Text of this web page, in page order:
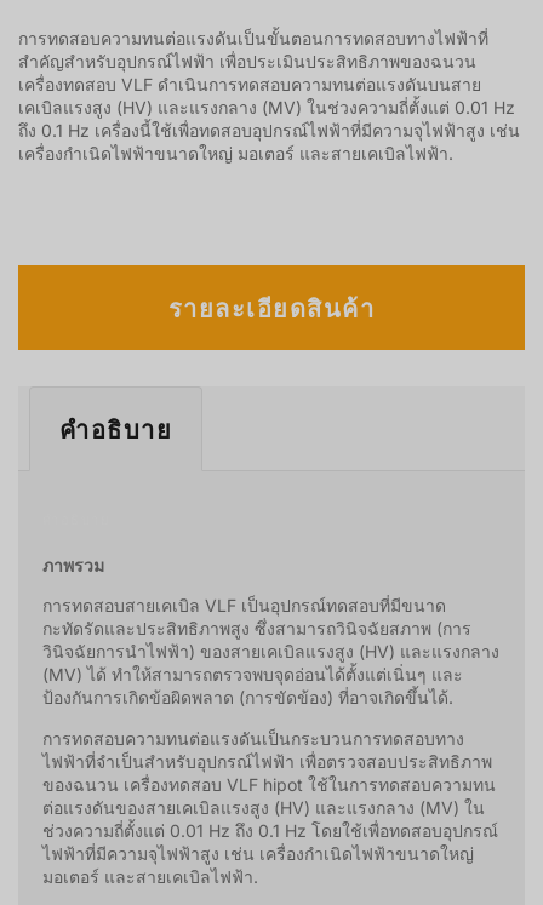
การทดสอบความทนต่อแรงดันเป็นขั้นตอนการทดสอบทางไฟฟ้าที่
สำคัญสำหรับอุปกรณ์ไฟฟ้า เพื่อประเมินประสิทธิภาพของฉนวน
เครื่องทดสอบ VLF ดำเนินการทดสอบความทนต่อแรงดันบนสาย
เคเบิลแรงสูง (HV) และแรงกลาง (MV) ในช่วงความถี่ตั้งแต่ 0.01 Hz
ถึง 0.1 Hz เครื่องนี้ใช้เพื่อทดสอบอุปกรณ์ไฟฟ้าที่มีความจุไฟฟ้าสูง เช่น
เครื่องกำเนิดไฟฟ้าขนาดใหญ่ มอเตอร์ และสายเคเบิลไฟฟ้า.
รายละเอียดสินค้า
คำอธิบาย
ภาพรวม
การทดสอบสายเคเบิล VLF เป็นอุปกรณ์ทดสอบที่มีขนาด
กะทัดรัดและประสิทธิภาพสูง ซึ่งสามารถวินิจฉัยสภาพ (การ
วินิจฉัยการนำไฟฟ้า) ของสายเคเบิลแรงสูง (HV) และแรงกลาง
(MV) ได้ ทำให้สามารถตรวจพบจุดอ่อนได้ตั้งแต่เนิ่นๆ และ
ป้องกันการเกิดข้อผิดพลาด (การขัดข้อง) ที่อาจเกิดขึ้นได้.
การทดสอบความทนต่อแรงดันเป็นกระบวนการทดสอบทาง
ไฟฟ้าที่จำเป็นสำหรับอุปกรณ์ไฟฟ้า เพื่อตรวจสอบประสิทธิภาพ
ของฉนวน เครื่องทดสอบ VLF hipot ใช้ในการทดสอบความทน
ต่อแรงดันของสายเคเบิลแรงสูง (HV) และแรงกลาง (MV) ใน
ช่วงความถี่ตั้งแต่ 0.01 Hz ถึง 0.1 Hz โดยใช้เพื่อทดสอบอุปกรณ์
ไฟฟ้าที่มีความจุไฟฟ้าสูง เช่น เครื่องกำเนิดไฟฟ้าขนาดใหญ่
มอเตอร์ และสายเคเบิลไฟฟ้า.